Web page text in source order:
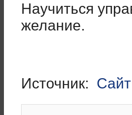
Научиться
желание.
Источник: